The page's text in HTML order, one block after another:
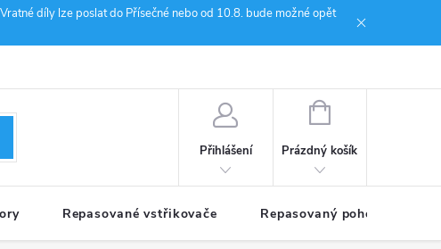
díly lze poslat do Přísečné nebo od 10.8. bude možné opět
Přihlášení
NÁKUPNÍ
Prázdný košík
Repasované vstřikovače Repasovaný pohon TDM